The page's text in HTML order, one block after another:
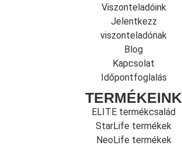
Viszonteladóink
Jelentkezz
viszonteladónak
Blog
Kapcsolat
Időpontfoglalás
TERMÉKEINK
ELITE termékcsalád
StarLife termékek
NeoLife termékek